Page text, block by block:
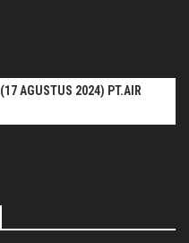
AGUSTUS 2024) PT.AIR